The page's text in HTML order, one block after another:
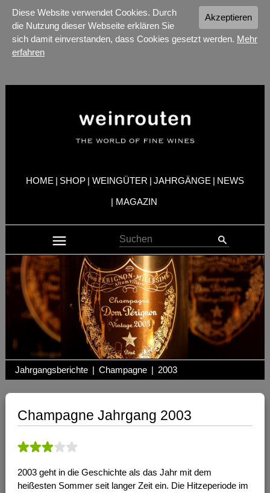
Akzeptieren
Diese Website verwendet Cookies. Durch
die Nutzung dieser Webseite erklären Sie
sich damit einverstanden, dass Cookies gesetzt werden. Mehr
erfahren
HOME | SHOP | WEINGÜTER | JAHRGÄNGE | NEWS
| MAGAZIN
Jahrgangsberichte | Champagne | 2003
Champagne Jahrgang 2003
2003 geht in die Geschichte als das Jahr mit dem
heißesten Sommer seit langer Zeit ein. Die Hitzeperiode im